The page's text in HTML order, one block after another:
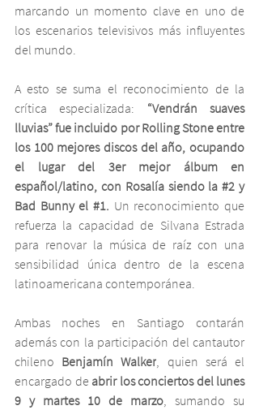
marcando un momento clave en uno de
los escenarios televisivos más influyentes
del mundo.
A esto se suma el reconocimiento de la
crítica especializada: “Vendrán suaves
lluvias” fue incluido por Rolling Stone entre
los 100 mejores discos del año, ocupando
el lugar del 3er mejor álbum en
español/latino, con Rosalía siendo la #2 y
Bad Bunny el #1. Un reconocimiento que
refuerza la capacidad de Silvana Estrada
para renovar la música de raíz con una
sensibilidad única dentro de la escena
latinoamericana contemporánea.
Ambas noches en Santiago contarán
además con la participación del cantautor
chileno Benjamín Walker, quien será el
encargado de abrir los conciertos del lunes
9 y martes 10 de marzo, sumando su